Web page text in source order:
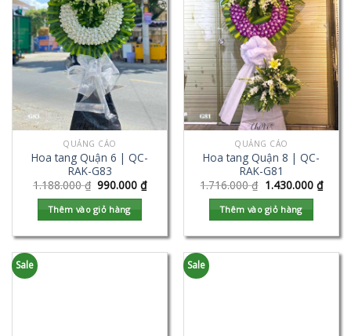
QUẢNG CÁO
Hoa tang Quận 6 | QC-
RAK-G83
1.188.000₫ 990.000₫
Thêm vào giỏ hàng
QUẢNG CÁO
Hoa tang Quận 8 | QC-
RAK-G81
1.716.000₫ 1.430.000 ₫
Thêm vào giỏ hàng
Sale Sale